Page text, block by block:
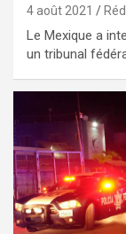
4 août 2021
Le Mexique a
un tribunal